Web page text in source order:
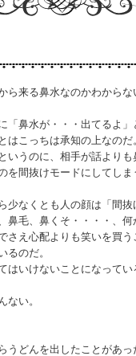
ら来る鼻水なのかわから
「鼻水が・・・出てるよ
はこっちは承知の上なの
いうのに、相手が話より
を間抜けモードにしてし
少なくとも人の顔は「間
鼻毛、鼻くそ・・・・、
さえ心配よりも笑いを買
るのだ。
はいけないことになってい
ない。
うどんを出したことがあっ